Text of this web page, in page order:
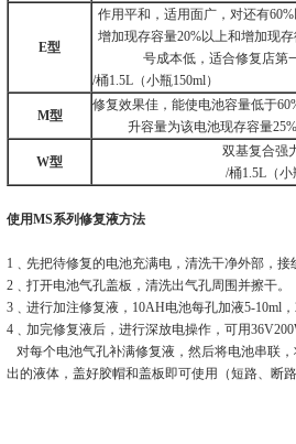
E型
作用平和，适用面广，对还有
增加现存容量20%以上和增加现
号成本低，适合修复店第
/桶1.5L（小瓶150ml）
M型
修复效果佳，能使电池容量低于
升容量为该电池现存容量
W型
双基复合强
/桶1.5L（小
使用MS系列修复液方法
1﹑先把待修复的电池充满电，清洗干净外部，接
2﹑打开电池气孔盖板，清洗出气孔周围并擦干。
3﹑进行加注修复液，10AH电池每孔加液5-10ml
4﹑加完修复液后，进行深放电操作，可用
对每个电池气孔补满修复液，然后将电池串联
出的液体，盖好胶帽和盖板即可使用（短路、断